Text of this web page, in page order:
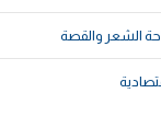
الشعر والقصة